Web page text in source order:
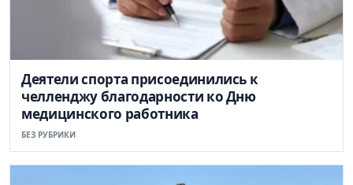
Деятели спорта присоединились к
челленджу благодарности ко Дню
медицинского работника
БЕЗ РУБРИКИ